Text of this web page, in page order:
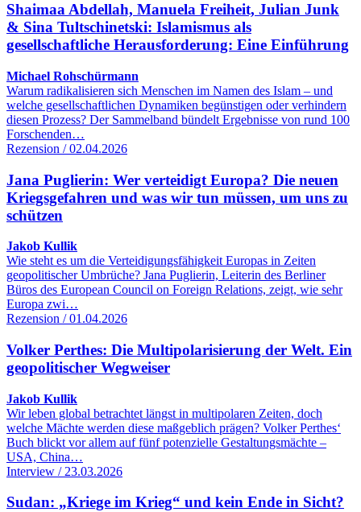
Shaimaa Abdellah, Manuela Freiheit, Julian Junk
& Sina Tultschinetski: Islamismus als
gesellschaftliche Herausforderung: Eine Einführung
Michael Rohschürmann
Warum radikalisieren sich Menschen im Namen des Islam – und
welche gesellschaftlichen Dynamiken begünstigen oder verhindern
diesen Prozess? Der Sammelband bündelt Ergebnisse von rund 100
Forschenden…
Rezension / 02.04.2026
Jana Puglierin: Wer verteidigt Europa? Die neuen
Kriegsgefahren und was wir tun müssen, um uns zu
schützen
Jakob Kullik
Wie steht es um die Verteidigungsfähigkeit Europas in Zeiten
geopolitischer Umbrüche? Jana Puglierin, Leiterin des Berliner
Büros des European Council on Foreign Relations, zeigt, wie sehr
Europa zwi…
Rezension / 01.04.2026
Volker Perthes: Die Multipolarisierung der Welt. Ein
geopolitischer Wegweiser
Jakob Kullik
Wir leben global betrachtet längst in multipolaren Zeiten, doch
welche Mächte werden diese maßgeblich prägen? Volker Perthes‘
Buch blickt vor allem auf fünf potenzielle Gestaltungsmächte –
USA, China…
Interview / 23.03.2026
Sudan: „Kriege im Krieg“ und kein Ende in Sicht?